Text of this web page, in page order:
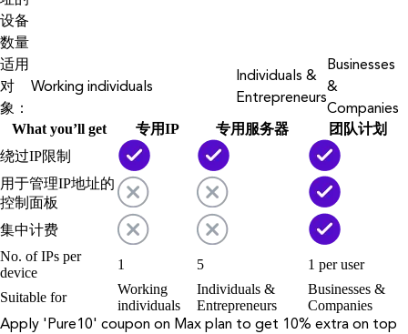
设备
数量
适用
对
象：
Working individuals
Individuals &
Entrepreneurs
Businesses
&
Companies
What you’ll get 专用IP 专用服务器
团队计划
绕过IP限制
用于管理IP地址的
控制面板
集中计费
No. of IPs per
device
1 5 1 per user
Suitable for
Working
individuals
Individuals &
Entrepreneurs
Businesses &
Companies
Apply ' Pure10' coupon on Max plan to get 10% extra on top